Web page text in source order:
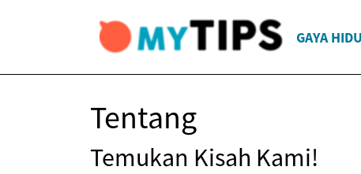
GAYA
Tentang
Temukan Kisah Kami!